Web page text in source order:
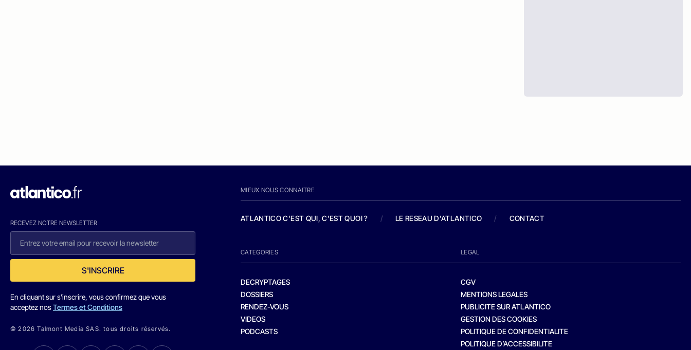
RECEVEZ NOTRE NEWSLETTER
S'INSCRIRE
En cliquant sur s'inscrire, vous confirmez que vous
acceptez nosTermes et Conditions
© 2026 Talmont Media SAS. tous droits réservés.
MIEUX NOUS CONNAITRE
ATLANTICO C'EST QUI, C'EST QUOI ? / LE RESEAU D'ATLANTICO / CONTACT
CATEGORIES
DECRYPTAGES
DOSSIERS
RENDEZ-VOUS
VIDEOS
PODCASTS
LEGAL
CGV
MENTIONS LEGALES
PUBLICITE SUR ATLANTICO
GESTION DES COOKIES
POLITIQUE DE CONFIDENTIALITE
POLITIQUE D’ACCESSIBILITE